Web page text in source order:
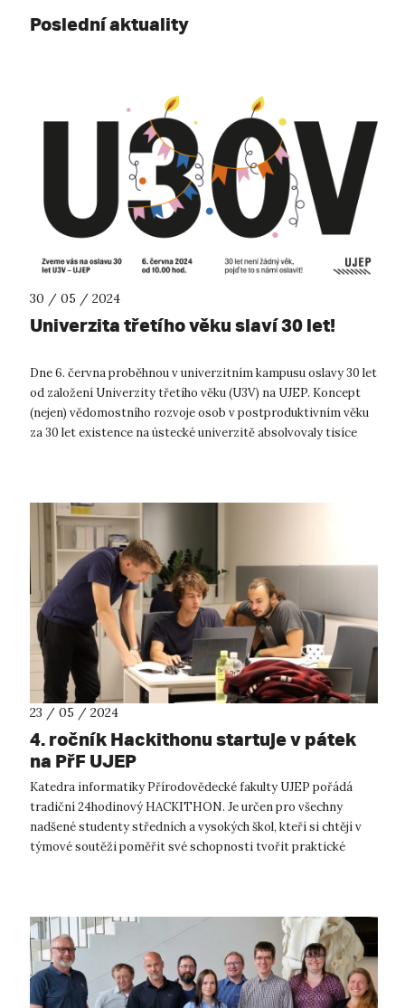
Poslední aktuality
30 / 05 / 2024
Univerzita třetího věku slaví 30 let!
Dne 6. června proběhnou v univerzitním kampusu oslavy 30 let
od založení Univerzity třetího věku (U3V) na UJEP. Koncept
(nejen) vědomostního rozvoje osob v postproduktivním věku
za 30 let existence na ústecké univerzitě absolvovaly tisíce
23 / 05 / 2024
4. ročník Hackithonu startuje v pátek
na PřF UJEP
Katedra informatiky Přírodovědecké fakulty UJEP pořádá
tradiční 24hodinový HACKITHON. Je určen pro všechny
nadšené studenty středních a vysokých škol, kteří si chtějí v
týmové soutěži poměřit své schopnosti tvořit praktické